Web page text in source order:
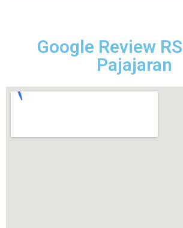
Google Review
Pajajaran